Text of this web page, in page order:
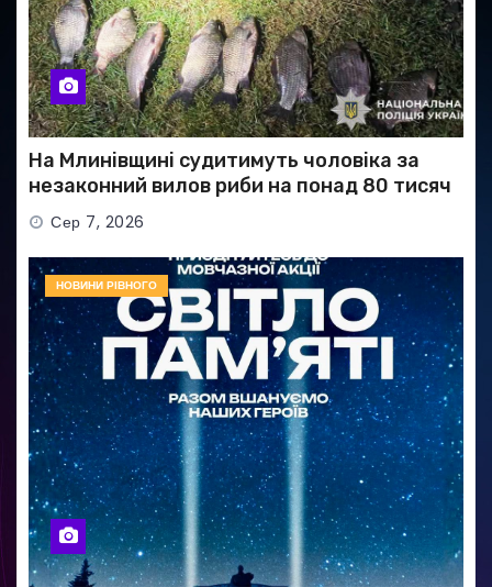
На Млинівщині судитимуть чоловіка за
незаконний вилов риби на понад 80 тисяч
гривень
Сер 7, 2026
НОВИНИ РІВНОГО